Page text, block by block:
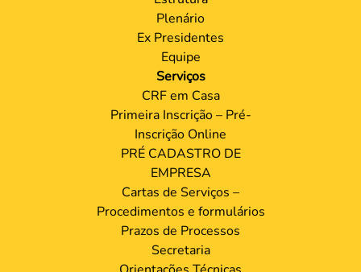
Clique aqui para falar no
WhatsApp
Institucional
Apresentação
História
Diretoria
Estrutura
Plenário
Ex Presidentes
Equipe
Serviços
CRF em Casa
Primeira Inscrição – Pré-
Inscrição Online